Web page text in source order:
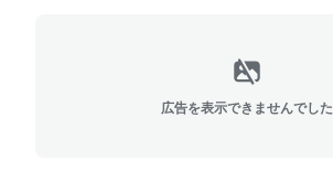
広告を表示できませんでした